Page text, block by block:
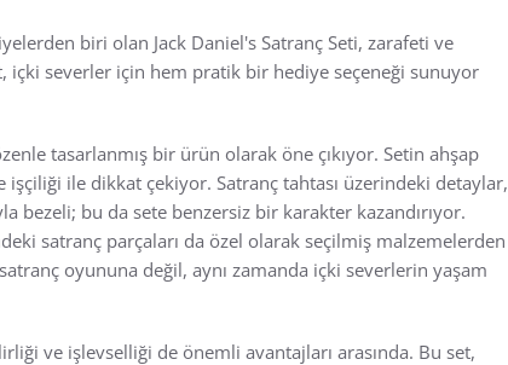
biri olan Jack Daniel's Satranç Seti, zarafeti ve
içki severler için hem pratik bir hediye seçeneği sunuyor
tasarlanmış bir ürün olarak öne çıkıyor. Setin ahşap
ile dikkat çekiyor. Satranç tahtası üzerindeki detaylar,
bezeli; bu da sete benzersiz bir karakter kazandırıyor.
satranç parçaları da özel olarak seçilmiş malzemelerden
oyununa değil, aynı zamanda içki severlerin yaşam
ve işlevselliği de önemli avantajları arasında. Bu set,